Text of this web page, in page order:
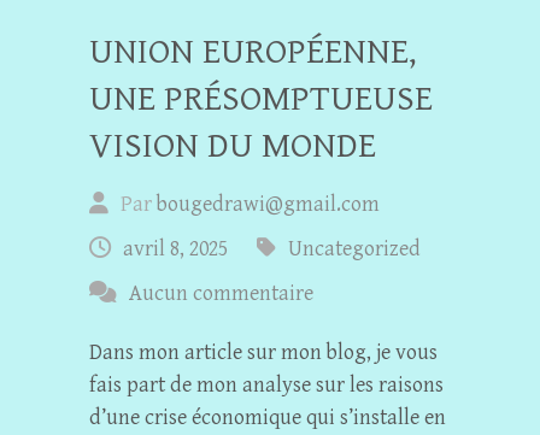
UNION EUROPÉENNE,
UNE PRÉSOMPTUEUSE
VISION DU MONDE
Parbougedrawi@gmail.com
avril 8, 2025
Uncategorized
Aucun commentaire
Dans mon article sur mon blog, je vous
fais part de mon analyse sur les raisons
d’une crise économique qui s’installe en